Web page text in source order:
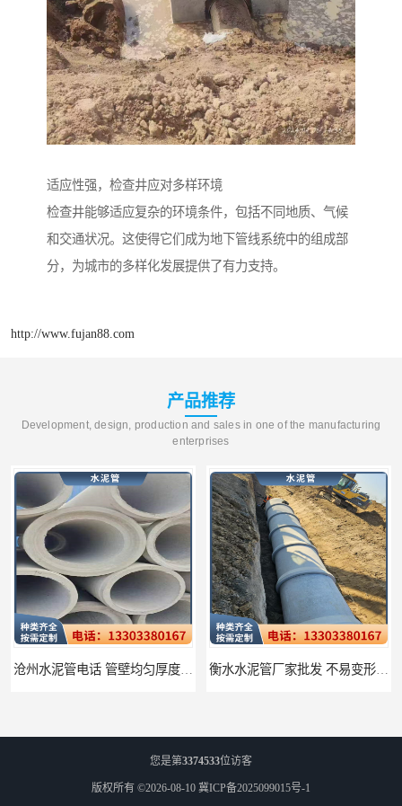
适应性强，检查井应对多样环境
检查井能够适应复杂的环境条件，包括不同地质、气候
和交通状况。这使得它们成为地下管线系统中的组成部
分，为城市的多样化发展提供了有力支持。
http://www.fujan88.com
产品推荐
Development, design, production and sales in one of the manufacturing
enterprises
您是第3374533位访客
版权所有 ©2026-08-10 冀ICP备2025099015号-1